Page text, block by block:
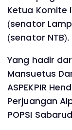
Ketua Komite
(senator
(senator NTB).
Yang hadir
Mansuetus
ASPEKPIR
Perjuangan
POPSI